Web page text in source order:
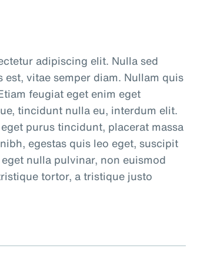
adipiscing elit. Nulla sed
vitae semper diam. Nullam quis
feugiat eget enim eget
tincidunt nulla eu, interdum elit.
purus tincidunt, placerat massa
egestas quis leo eget, suscipit
nulla pulvinar, non euismod
tortor, a tristique justo